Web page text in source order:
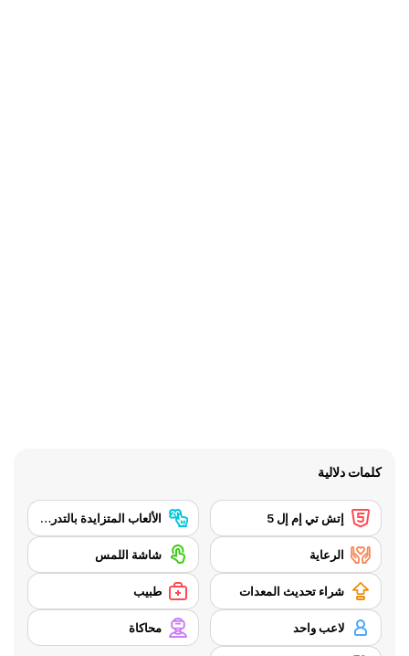
كلمات دلالية
إتش تي إم إل 5 الألعاب المتزايدة بالتدريج (تعرف أيضًا بألعاب الكسالى أو ألعاب الناقرون أو ألعاب النقر) هي ألعاب فيديو يقوم فيها اللاعب بأداء أفعال بسيطة مثل النقر على الشاشة باستمرار لربح العملات النقدية. في بعض الألعاب يصبح حتى النقر غير ضروري إذ أن اللعبة تستمر في اللعب حتى في غياب اللاعب، لذلك تعد لعبة مونيكر "لعبة للكسالى"
الرعاية شاشة اللمس
شراء تحديث المعدات طبيب
لاعب واحد محاكاة